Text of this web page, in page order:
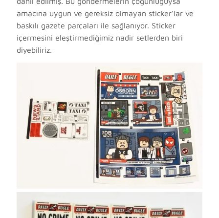
amacına uygun ve gereksiz olmayan sticker’lar ve
baskılı gazete parçaları ile sağlanıyor. Sticker
içermesini eleştirmediğimiz nadir setlerden biri
diyebiliriz.